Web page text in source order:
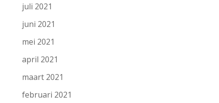
juli 2021
juni 2021
mei 2021
april 2021
maart 2021
februari 2021